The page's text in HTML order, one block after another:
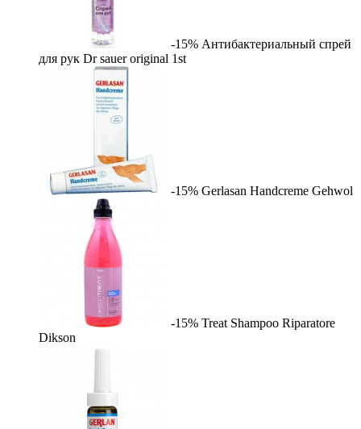
-15% Антибактериальный спрей
для рук Dr sauer original 1st
-15% Gerlasan Handcreme Gehwol
-15% Treat Shampoo Riparatore
Dikson